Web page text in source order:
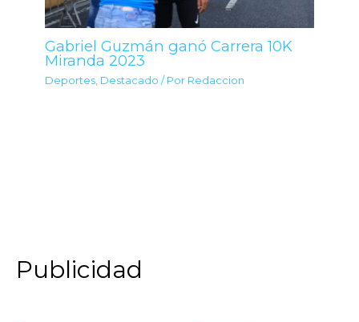
Gabriel Guzmán ganó Carrera 10K
Miranda 2023
Deportes Destacado / Por Redaccion
Publicidad